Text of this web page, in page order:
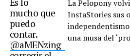
mucho que
puedo
contar.
@aMENzing_
La Pelopony
InstaStories sus
una musa del